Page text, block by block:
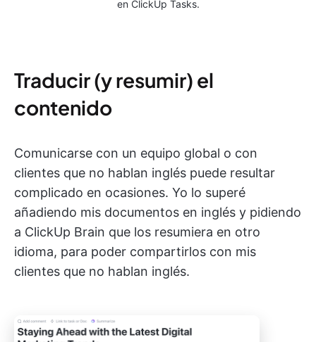
en ClickUp Tasks.
Traducir (y resumir) el
contenido
Comunicarse con un equipo global o con
clientes que no hablan inglés puede resultar
complicado en ocasiones. Yo lo superé
añadiendo mis documentos en inglés y pidiendo
a ClickUp Brain que los resumiera en otro
idioma, para poder compartirlos con mis
clientes que no hablan inglés.